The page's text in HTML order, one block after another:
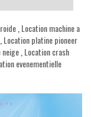
, Location machine a
Location platine pioneer
, Location crash
evenementielle